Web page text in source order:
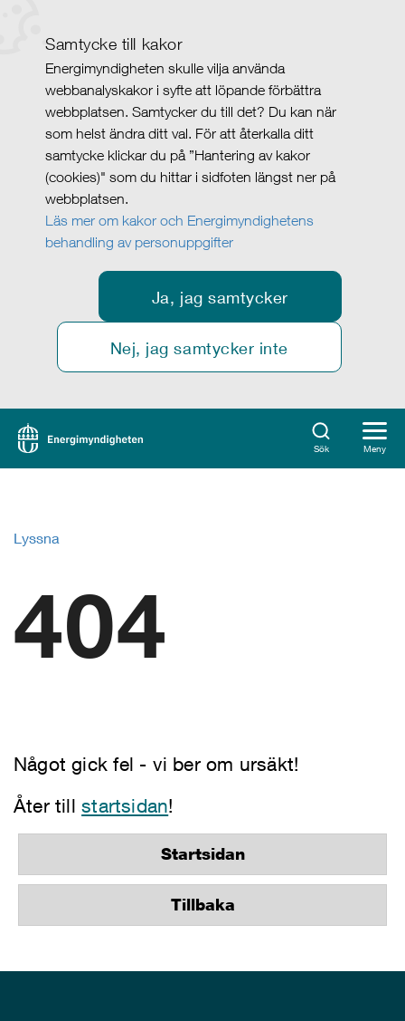
Samtycke till kakor
Energimyndigheten skulle vilja använda
webbanalyskakor i syfte att löpande förbättra
webbplatsen. Samtycker du till det? Du kan när
som helst ändra ditt val. För att återkalla ditt
samtycke klickar du på ”Hantering av kakor
(cookies)" som du hittar i sidfoten längst ner på
webbplatsen.
Läs mer om kakor och Energimyndighetens
behandling av personuppgifter
Ja, jag samtycker
Nej, jag samtycker inte
Sök Meny
Lyssna
404
Något gick fel - vi ber om ursäkt!
Åter tillstartsidan!
Startsidan
Tillbaka